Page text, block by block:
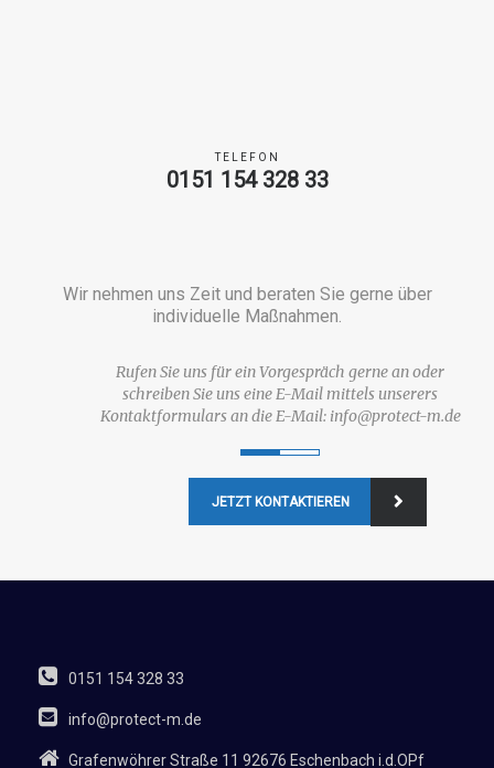
TELEFON
0151 154 328 33
Wir nehmen uns Zeit und beraten Sie gerne über
individuelle Maßnahmen.
Rufen Sie uns für ein Vorgespräch gerne an oder
schreiben Sie uns eine E-Mail mittels unserers
Kontaktformulars an die E-Mail: info@protect-m.de
JETZT KONTAKTIEREN
0151 154 328 33
info@protect-m.de
Grafenwöhrer Straße 11 92676 Eschenbach i.d.OPf